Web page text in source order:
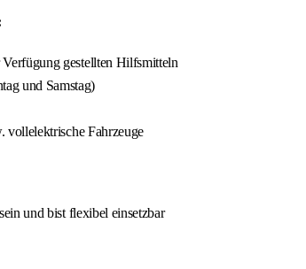
gestellten Hilfsmitteln
und Samstag)
vollelektrische Fahrzeuge
und bist flexibel einsetzbar